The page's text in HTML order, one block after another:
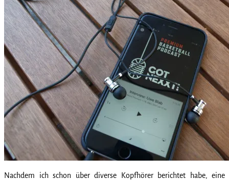
Nachdem ich schon über diverse Kopfhörer berichtet habe, eine